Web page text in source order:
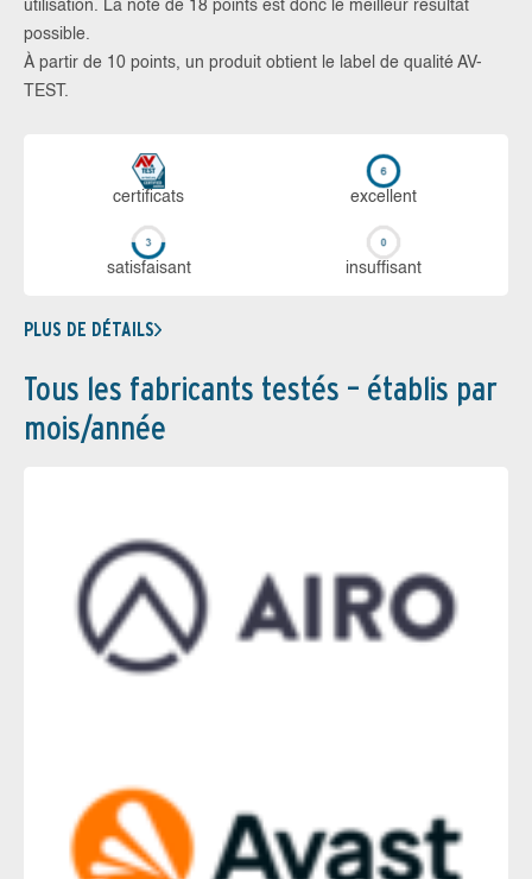
utilisation. La note de 18 points est donc le meilleur résultat
possible.
À partir de 10 points, un produit obtient le label de qualité AV-
TEST.
certi­ficats ex­cellent
sa­tis­fai­sant in­suf­fi­sant
PLUS DE DÉTAILS
Tous les fabricants testés – établis par
mois/année